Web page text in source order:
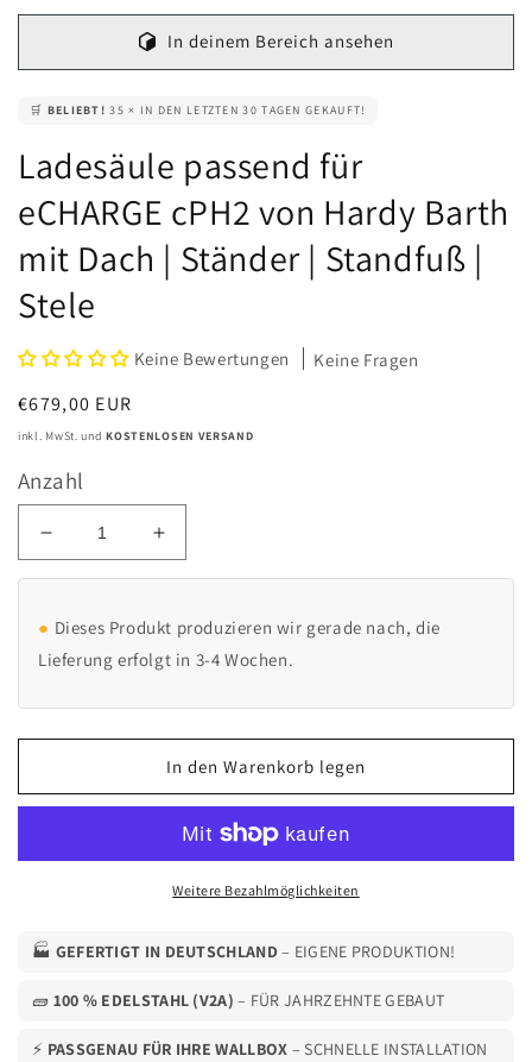
In deinem Bereich ansehen
🛒 BELIEBT! 35 × IN DEN LETZTEN 30 TAGEN GEKAUFT!
Ladesäule passend für
eCHARGE cPH2 von Hardy Barth
mit Dach | Ständer | Standfuß |
Stele
Keine Bewertungen Keine Fragen
Normaler
Preis
€679,00 EUR
inkl. MwSt. undKOSTENLOSEN VERSAND
Anzahl
Verringere
die
für
Ladesäule
passend
cPH2
Hardy
Dach
|
Erhöhe
die
für
Ladesäule
passend
cPH2
von
Hardy
mit
Dach
|
|
Stele
Dieses Produkt produzieren wir gerade nach, die
Lieferung erfolgt in 3-4 Wochen.
In den Warenkorb legen
Weitere Bezahlmöglichkeiten
🏭 GEFERTIGT IN DEUTSCHLAND– EIGENE PRODUKTION!
🧱 100 % EDELSTAHL (V2A) – FÜR JAHRZEHNTE GEBAUT
⚡ PASSGENAU FÜR IHRE WALLBOX – SCHNELLE INSTALLATION